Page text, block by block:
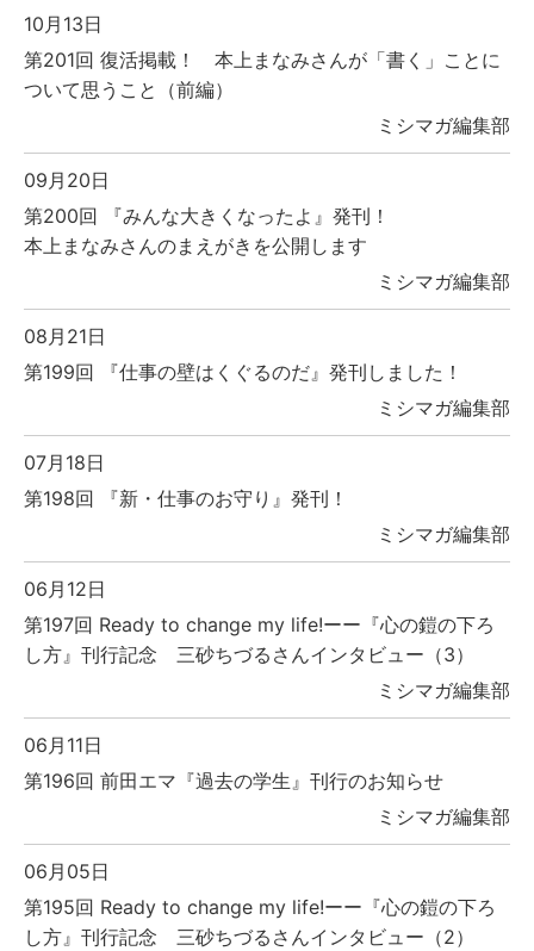
10月13日
第201回 復活掲載！ 本上まなみさんが「書く」ことに
ついて思うこと（前編）
ミシマガ編集部
09月20日
第200回 『みんな大きくなったよ』発刊！
本上まなみさんのまえがきを公開します
ミシマガ編集部
08月21日
第199回 『仕事の壁はくぐるのだ』発刊しました！
ミシマガ編集部
07月18日
第198回 『新・仕事のお守り』発刊！
ミシマガ編集部
06月12日
第197回 Ready to change my life!ーー『心の鎧の下ろ
し方』刊行記念 三砂ちづるさんインタビュー（3）
ミシマガ編集部
06月11日
第196回 前田エマ『過去の学生』刊行のお知らせ
ミシマガ編集部
06月05日
第195回 Ready to change my life!ーー『心の鎧の下ろ
し方』刊行記念 三砂ちづるさんインタビュー（2）